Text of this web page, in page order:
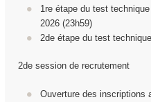
1 re étape du test
2026 (23h59)
2de étape du test
2de session de recrutement
Ouverture des inscriptions